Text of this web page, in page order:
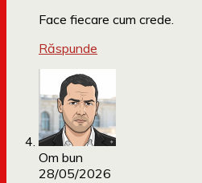
Face fiecare cum crede.
Răspunde
Om bun
28/05/2026